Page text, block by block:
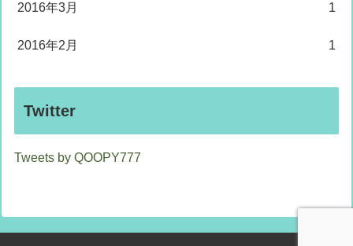
2016年3月 1
2016年2月 1
Twitter
Tweets by QOOPY777